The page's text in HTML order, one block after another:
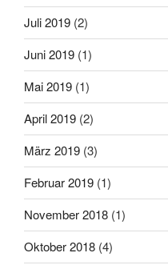
Juli 2019 (2)
Juni 2019 (1)
Mai 2019 (1)
April 2019 (2)
März 2019 (3)
Februar 2019 (1)
November 2018 (1)
Oktober 2018 (4)